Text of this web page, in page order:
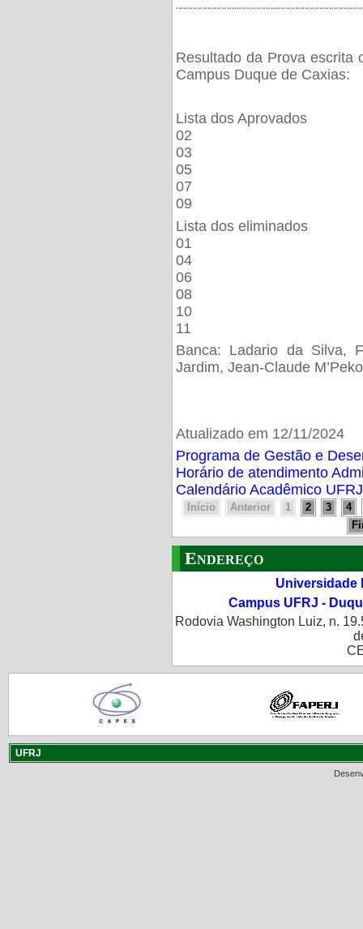
Resultado da Prova escrita
Campus Duque de Caxias:
Lista dos Aprovados
02
03
05
07
09
Lista dos eliminados
01
04
06
08
10
11
Banca: Ladario da Silva,
Jardim, Jean-Claude M’Peko
Atualizado em 12/11/2024
Programa de Gestão e
Horário de atendimento
Calendário Acadêmico
Início Anterior 1 2 3
4
Endereço
Universidade
Campus UFRJ -
Rodovia Washington Luiz, n.
UFRJ